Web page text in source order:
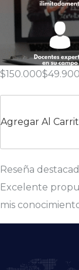
$150.000$49.900
Agregar Al
Reseña
Excelente
mis